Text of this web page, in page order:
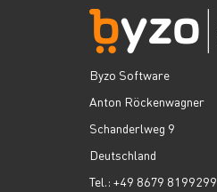
Byzo Software
Anton Röckenwagner
Schanderlweg 9
Deutschland
Tel.: +49 8679 8199299